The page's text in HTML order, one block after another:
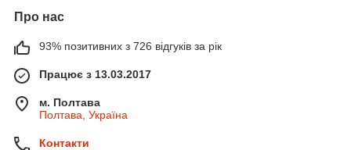
Про нас
93% позитивних з 726 відгуків за рік
Працює з 13.03.2017
м. Полтава
Полтава, Україна
Контакти